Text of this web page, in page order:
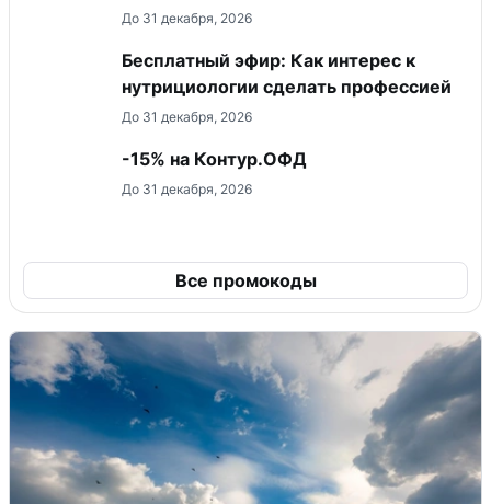
До 31 декабря, 2026
Бесплатный эфир: Как интерес к
нутрициологии сделать профессией
До 31 декабря, 2026
-15% на Контур.ОФД
До 31 декабря, 2026
Все промокоды